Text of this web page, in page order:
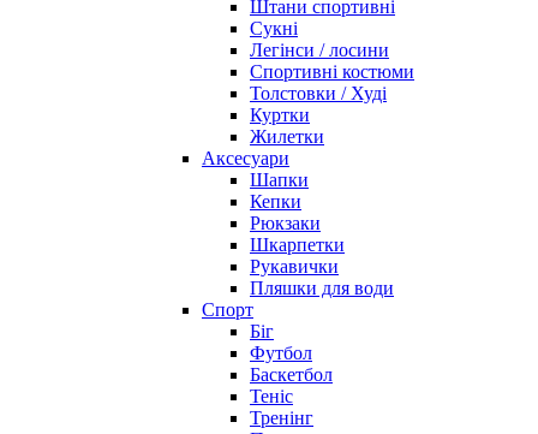
Штани спортивні
Сукні
Легінси / лосини
Спортивні костюми
Толстовки / Худі
Куртки
Жилетки
Аксесуари
Шапки
Кепки
Рюкзаки
Шкарпетки
Рукавички
Пляшки для води
Спорт
Біг
Футбол
Баскетбол
Теніс
Тренінг